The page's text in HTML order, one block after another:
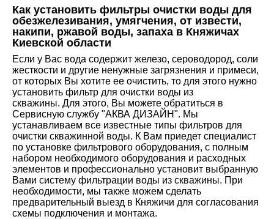
Как установить фильтры очистки воды для
обезжелезивания, умягчения, от извести,
накипи, ржавой воды, запаха в Княжичах
Киевской области
Если у Вас вода содержит железо, сероводород, соли
жесткости и другие ненужные загрязнения и примеси,
от которых Вы хотите ее очистить, то для этого нужно
установить фильтр для очистки воды из
скважины. Для этого, Вы можете обратиться в
Сервисную службу "АКВА ДИЗАЙН". Мы
устанавливаем все известные типы фильтров для
очистки скважинной воды. К Вам приедет специалист
по установке фильтрового оборудования, с полным
набором необходимого оборудования и расходных
элементов и профессионально установит выбранную
Вами систему фильтрации воды из скважины. При
необходимости, мы также можем сделать
предварительный выезд в Княжичи для согласования
схемы подключения и монтажа.